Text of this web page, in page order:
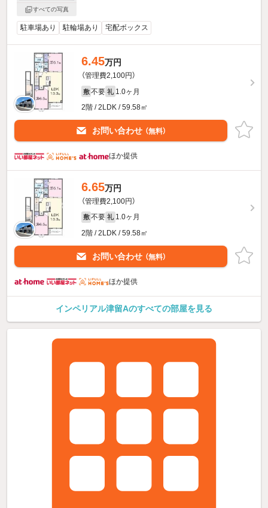
すべての写真
駐車場あり 駐輪場あり 宅配ボックス
6.45万円
（管理費2,100円）
敷 不要 礼 1.0ヶ月
2階 / 2LDK / 59.58㎡
お問い合わせ （無料）
ほか提供
6.65万円
（管理費2,100円）
敷 不要 礼 1.0ヶ月
2階 / 2LDK / 59.58㎡
お問い合わせ （無料）
ほか提供
インペリアル津留Aのすべての部屋を見る